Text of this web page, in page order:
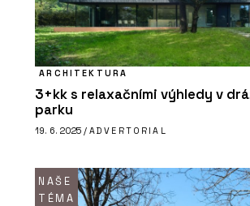
ARCHITEKTURA
3+kk s relaxačními výhledy v
parku
19. 6. 2025 / ADVERTORIAL
NAŠE
TÉMA